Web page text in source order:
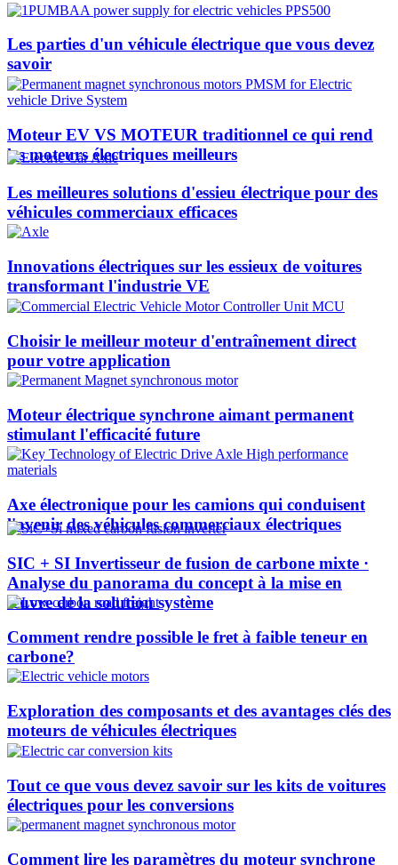
Les parties d'un véhicule électrique que vous devez
savoir
Moteur EV VS MOTEUR traditionnel ce qui rend
les moteurs électriques meilleurs
Les meilleures solutions d'essieu électrique pour des
véhicules commerciaux efficaces
Innovations électriques sur les essieux de voitures
transformant l'industrie VE
Choisir le meilleur moteur d'entraînement direct
pour votre application
Moteur électrique synchrone aimant permanent
stimulant l'efficacité future
Axe électronique pour les camions qui conduisent
l'avenir des véhicules commerciaux électriques
SIC + SI Invertisseur de fusion de carbone mixte ·
Analyse du panorama du concept à la mise en
œuvre de la solution système
Comment rendre possible le fret à faible teneur en
carbone?
Exploration des composants et des avantages clés des
moteurs de véhicules électriques
Tout ce que vous devez savoir sur les kits de voitures
électriques pour les conversions
Comment lire les paramètres du moteur synchrone